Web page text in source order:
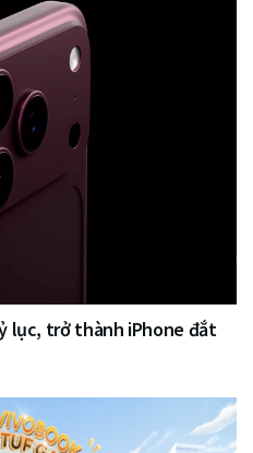
lục, trở thành iPhone đắt